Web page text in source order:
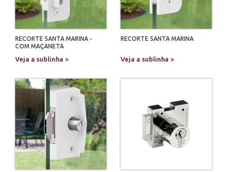
RECORTE SANTA MARINA -
COM MAÇANETA
Veja a sublinha >
RECORTE SANTA MARINA
Veja a sublinha >